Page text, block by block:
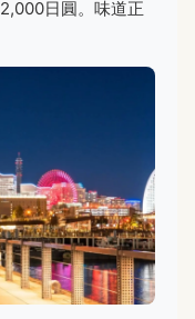
日圓。味道正